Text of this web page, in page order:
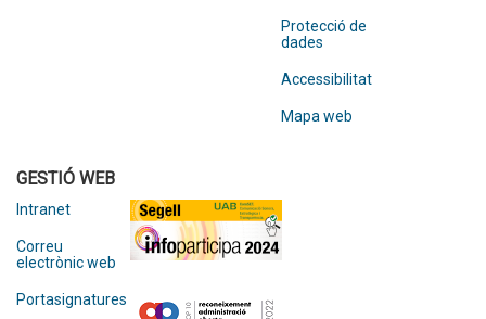
Protecció de
dades
Accessibilitat
Mapa web
GESTIÓ WEB
Intranet
Correu
electrònic web
Portasignatures